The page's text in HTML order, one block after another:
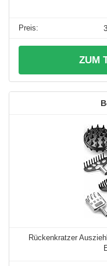
ZUM
Rückenkratzer